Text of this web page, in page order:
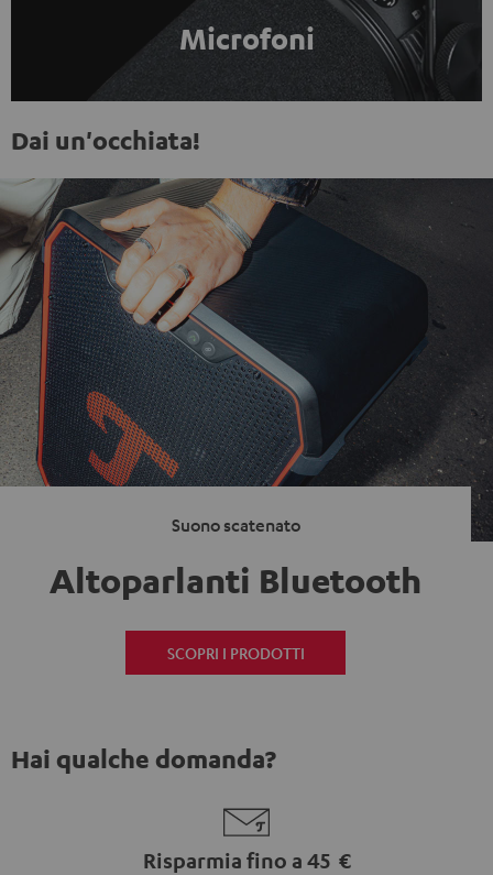
Microfoni
Dai un'occhiata!
Suono scatenato
Altoparlanti Bluetooth
SCOPRI I PRODOTTI
Hai qualche domanda?
Risparmia fino a 45 €